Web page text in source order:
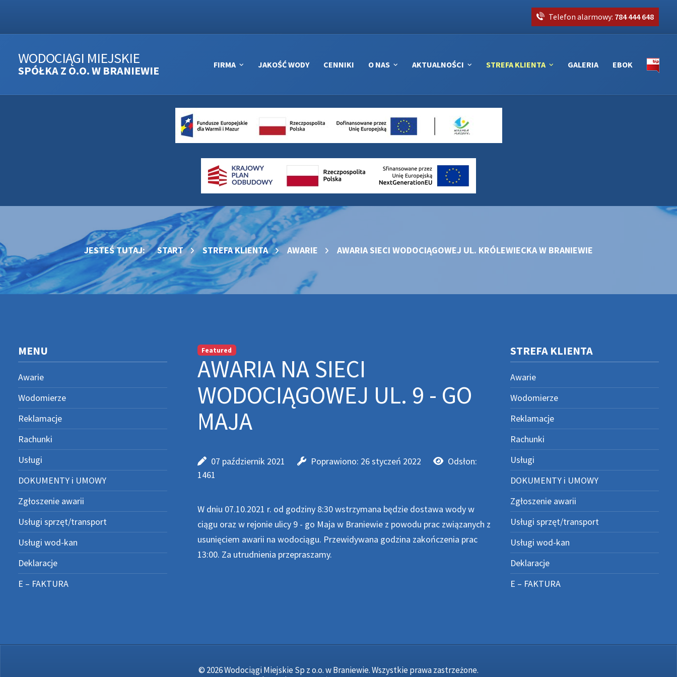
Telefon alarmowy: 784 444 648
WODOCIĄGI MIEJSKIE
SPÓŁKA Z O.O. W BRANIEWIE FIRMA JAKOŚĆ WODY CENNIKI O NAS AKTUALNOŚCI STREFA KLIENTA GALERIA EBOK
JESTEŚ TUTAJ: START STREFA KLIENTA AWARIE AWARIA SIECI WODOCIĄGOWEJ UL. KRÓLEWIECKA W BRANIEWIE
MENU
Awarie
Wodomierze
Reklamacje
Rachunki
Usługi
DOKUMENTY i UMOWY
Zgłoszenie awarii
Usługi sprzęt/transport
Usługi wod-kan
Deklaracje
E – FAKTURA
Featured
AWARIA NA SIECI
WODOCIĄGOWEJ UL. 9 - GO
MAJA
07 październik 2021 Poprawiono: 26 styczeń 2022
Odsłon:
1461
W dniu 07.10.2021 r. od godziny 8:30 wstrzymana będzie dostawa wody w
ciągu oraz w rejonie ulicy 9 - go Maja w Braniewie z powodu prac związanych z
usunięciem awarii na wodociągu. Przewidywana godzina zakończenia prac
13:00. Za utrudnienia przepraszamy.
STREFA KLIENTA
Awarie
Wodomierze
Reklamacje
Rachunki
Usługi
DOKUMENTY i UMOWY
Zgłoszenie awarii
Usługi sprzęt/transport
Usługi wod-kan
Deklaracje
E – FAKTURA
© 2026 Wodociągi Miejskie Sp z o.o. w Braniewie. Wszystkie prawa zastrzeżone.